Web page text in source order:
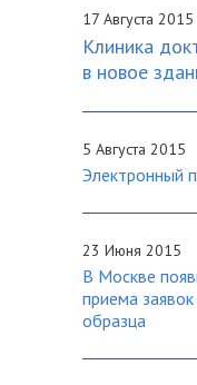
17 Августа 2015
Клиника
в новое
5 Августа 2015
Электронный
23 Июня 2015
В Москве
приема
образца